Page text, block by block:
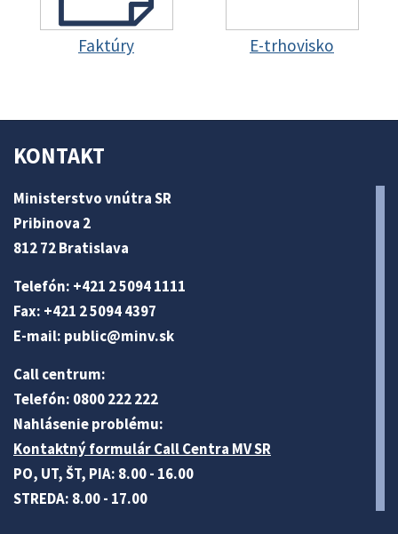
Faktúry E-trhovisko
KONTAKT
Ministerstvo vnútra SR
Pribinova 2
812 72 Bratislava
Telefón: +421 2 5094 1111
Fax: +421 2 5094 4397
E-mail: public@minv.sk
Call centrum:
Telefón: 0800 222 222
Nahlásenie problému:
Kontaktný formulár Call Centra MV SR
PO, UT, ŠT, PIA: 8.00 - 16.00
STREDA: 8.00 - 17.00